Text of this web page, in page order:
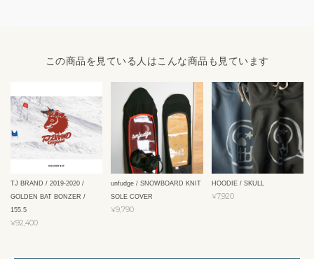
この商品を見ている人はこんな商品も見ています
TJ BRAND / 2019-2020 /
GOLDEN BAT BONZER /
155.5
¥92,400
unfudge / SNOWBOARD KNIT
SOLE COVER
¥9,790
HOODIE / SKULL
¥7,920